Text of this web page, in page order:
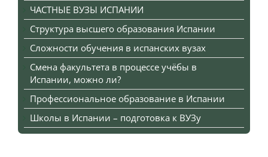
ЧАСТНЫЕ ВУЗЫ ИСПАНИИ
Структура высшего образования Испании
Сложности обучения в испанских вузах
Смена факультета в процессе учёбы в
Испании, можно ли?
Профессиональное образование в Испании
Школы в Испании – подготовка к ВУЗу